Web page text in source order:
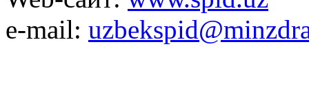
e-mail: